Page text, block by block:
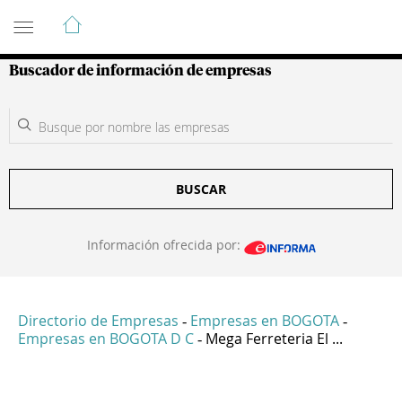
Guía de Empresas Colombianas
Buscador de información de empresas
BUSCAR
Información ofrecida por:
Directorio de Empresas - Empresas en BOGOTA -
Empresas en BOGOTA D C - Mega Ferreteria El ...